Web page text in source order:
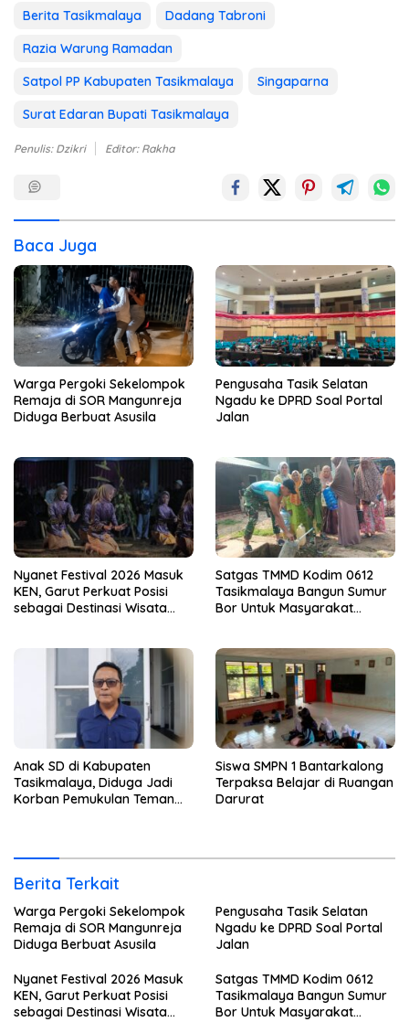
Berita Tasikmalaya
Dadang Tabroni
Razia Warung Ramadan
Satpol PP Kabupaten Tasikmalaya
Singaparna
Surat Edaran Bupati Tasikmalaya
Penulis: Dzikri Editor: Rakha
Baca Juga
Warga Pergoki Sekelompok
Remaja di SOR Mangunreja
Diduga Berbuat Asusila
Pengusaha Tasik Selatan
Ngadu ke DPRD Soal Portal
Jalan
Nyanet Festival 2026 Masuk
KEN, Garut Perkuat Posisi
sebagai Destinasi Wisata
Satgas TMMD Kodim 0612
Tasikmalaya Bangun Sumur
Bor Untuk Masyarakat
Anak SD di Kabupaten
Tasikmalaya, Diduga Jadi
Korban Pemukulan Teman
Siswa SMPN 1 Bantarkalong
Terpaksa Belajar di Ruangan
Darurat
Berita Terkait
Warga Pergoki Sekelompok
Remaja di SOR Mangunreja
Diduga Berbuat Asusila
Pengusaha Tasik Selatan
Ngadu ke DPRD Soal Portal
Jalan
Nyanet Festival 2026 Masuk
KEN, Garut Perkuat Posisi
sebagai Destinasi Wisata
Satgas TMMD Kodim 0612
Tasikmalaya Bangun Sumur
Bor Untuk Masyarakat